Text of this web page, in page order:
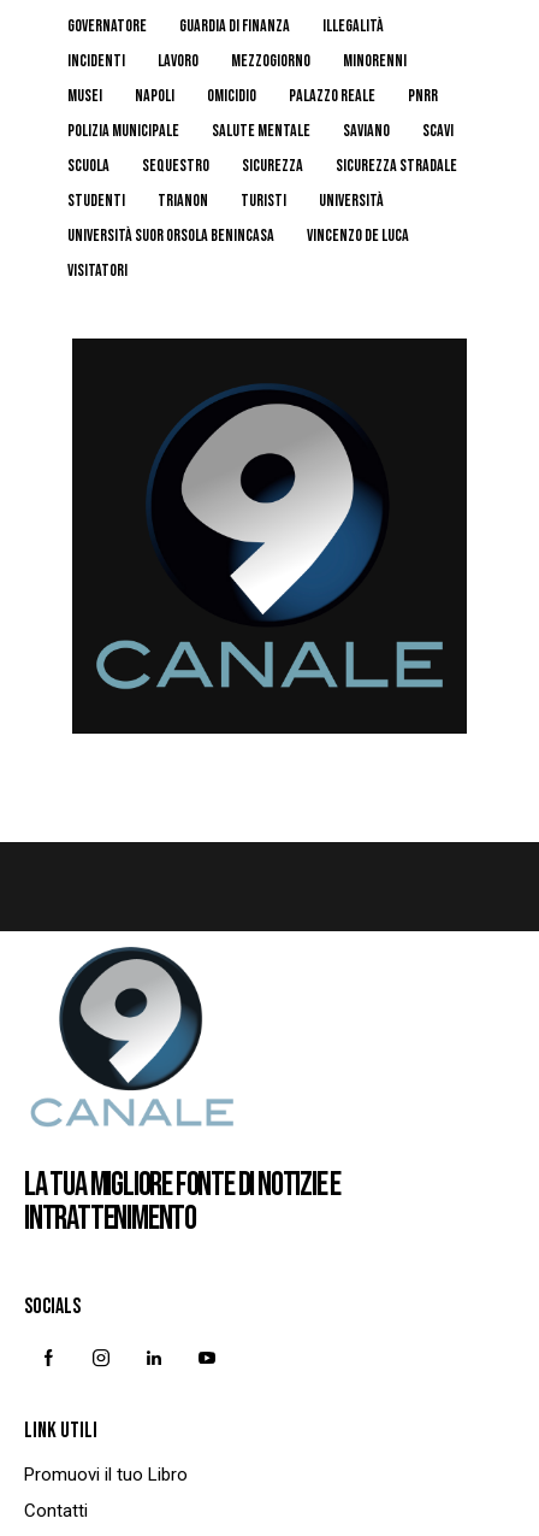
governatore
guardia di finanza
illegalità
incidenti
lavoro mezzogiorno
minorenni
musei
napoli omicidio palazzo reale
pnrr
polizia municipale
salute mentale Saviano
scavi
scuola
sequestro sicurezza
sicurezza stradale
studenti
trianon turisti
università
Università Suor Orsola Benincasa
Vincenzo De Luca
visitatori
LA TUA MIGLIORE FONTE DI NOTIZIE E
INTRATTENIMENTO
SOCIALS
LINK UTILI
Promuovi il tuo Libro
Contatti